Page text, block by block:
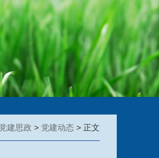
党建思政 > 党建动态 > 正文